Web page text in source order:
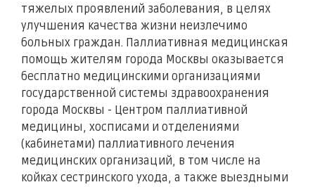
тяжелых проявлений заболевания, в целях
улучшения качества жизни неизлечимо
больных граждан. Паллиативная медицинская
помощь жителям города Москвы оказывается
бесплатно медицинскими организациями
государственной системы здравоохранения
города Москвы - Центром паллиативной
медицины, хосписами и отделениями
(кабинетами) паллиативного лечения
медицинских организаций, в том числе на
койках сестринского ухода, а также выездными